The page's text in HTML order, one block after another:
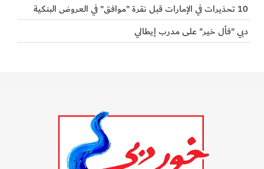
10 تحذيرات في الإمارات قبل نقرة "موافق" في العروض البنكية
دبي "فأل خير" على مدرب إيطالي